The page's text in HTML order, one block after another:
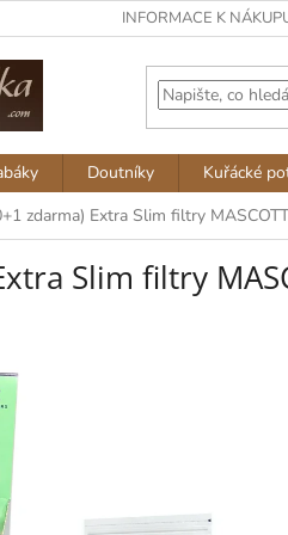
INFORMACE K
Doutníky Kuřácké
zdarma) Extra Slim filtry
Slim filtry